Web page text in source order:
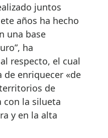
juntos
años ha hecho
una base
ha
respecto, el cual
de enriquecer «de
de
con la silueta
y en la alta